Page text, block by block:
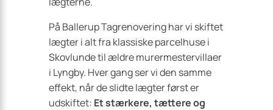
På Ballerup Tagrenovering har vi skiftet
lægter i alt fra klassiske parcelhuse i
Skovlunde til ældre murermestervillaer
i Lyngby. Hver gang ser vi den samme
effekt, når de slidte lægter først er
udskiftet: Et stærkere, tættere og